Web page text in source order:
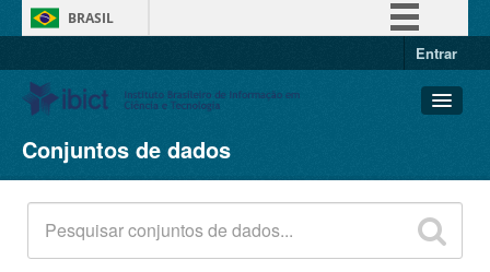
BRASIL
Entrar
Conjuntos de dados
Organizações
Grupos
Sobre
Conjuntos de dados